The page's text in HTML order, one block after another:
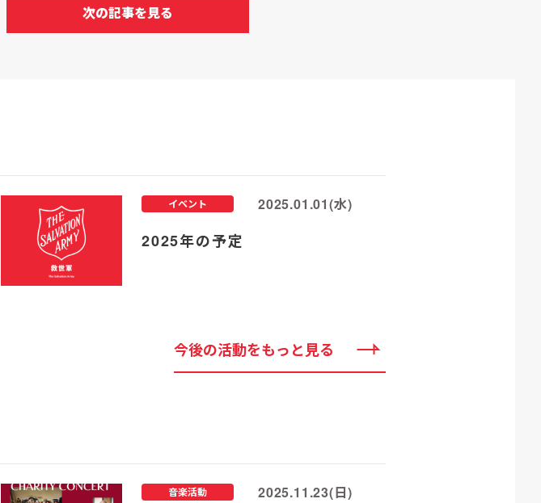
次の記事を見る
2025年の予定
イベント 2025.01.01(水)
今後の活動をもっと見る
音楽活動 2025.11.23(日)